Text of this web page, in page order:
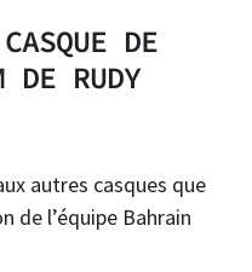
DE
DE RUDY
autres casques que
de l’équipe Bahrain